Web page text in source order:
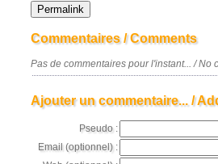
Commentaires / Comments
Pas de commentaires pour l'instant... / No
Ajouter un commentaire... /
Pseudo :
Email (optionnel) :